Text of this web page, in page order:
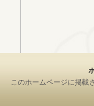
このホームページに掲載